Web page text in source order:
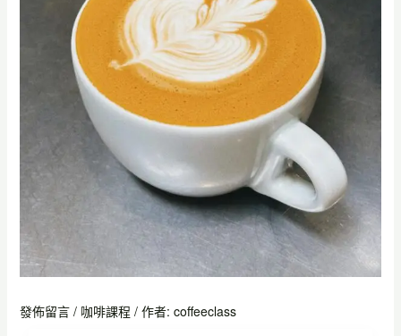
發佈留言 / 咖啡課程 / 作者: coffeeclass